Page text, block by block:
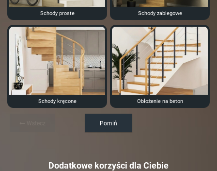
Schody proste Schody zabiegowe
Schody kręcone Obłożenie na beton
Pomiń
Dodatkowe korzyści dla Ciebie